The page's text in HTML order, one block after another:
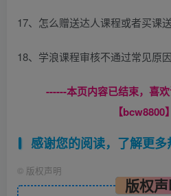
17、怎么赠送达人课程或者买课
18、学浪课程审核不通过常见原
------本页内容已结束，喜欢
【bcw8800
感谢您的阅读，了解更多
© 版权声明
版权